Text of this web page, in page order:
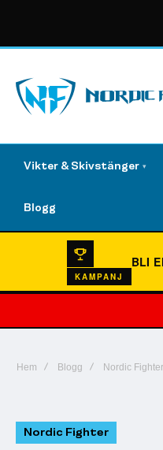
Vikter & Skivstänger ▾
Blogg
KAMPANJ
BLI
Hem Blogg Nordic Fighter
Nordic Fighter